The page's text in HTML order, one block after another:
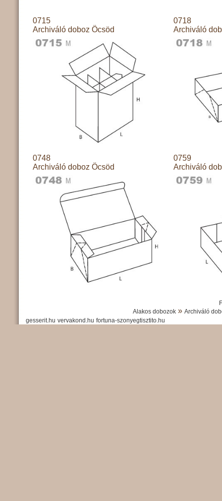
0715
Archiváló doboz Öcsöd
0718
Archiváló
0748
Archiváló doboz Öcsöd
0759
Archiváló
Alakos dobozok » Archiváló
gesserit.hu vervakond.hu fortuna-szonyegtisztito.hu